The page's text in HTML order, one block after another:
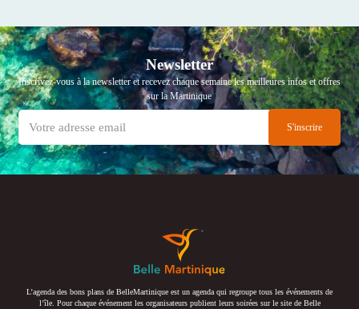
Newsletter
Inscrivez-vous à la newsletter et recevez chaque semaine les meilleures infos et offres
sur la Martinique
L’agenda des bons plans de BelleMartinique est un agenda qui regroupe tous les événements de
l’île. Pour chaque événement les organisateurs publient leurs soirées sur le site de Belle